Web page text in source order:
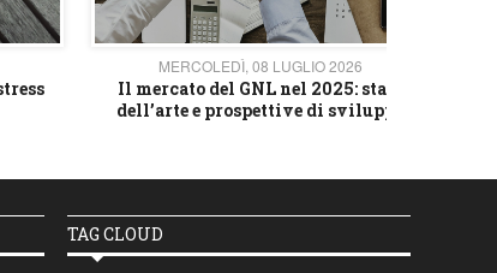
MERCOLEDÌ, 08 LUGLIO 2026
Il mercato del GNL nel 2025: stato
dell’arte e prospettive di sviluppo
TAG CLOUD